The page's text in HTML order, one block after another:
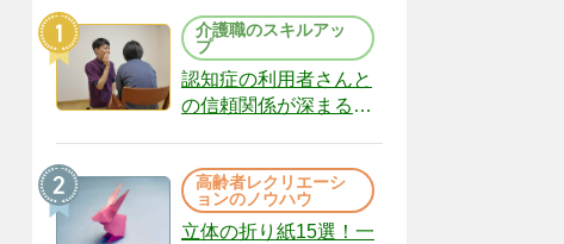
介護職のスキルアッ
プ
認知症の利用者さんと
の信頼関係が深まる声
（22）
高齢者レクリエーシ
ョンのノウハウ
立体の折り紙15選！一